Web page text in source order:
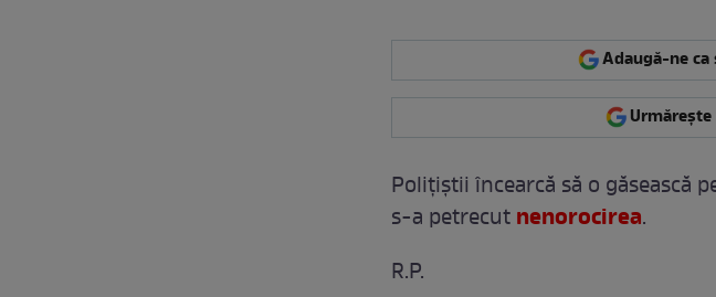
Adaugă-ne
Poliţiştii încearcă să o găsească
s-a petrecutnenorocirea.
R.P.